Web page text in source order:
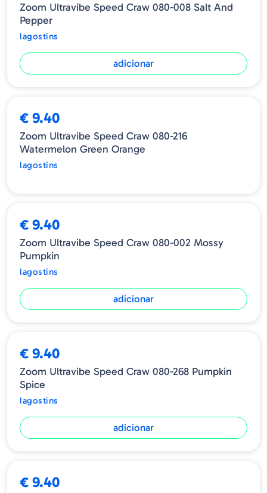
Zoom Ultravibe Speed Craw 080-008 Salt And
Pepper
lagostins
adicionar
€ 9.40
Zoom Ultravibe Speed Craw 080-216
Watermelon Green Orange
lagostins
€ 9.40
Zoom Ultravibe Speed Craw 080-002 Mossy
Pumpkin
lagostins
adicionar
€ 9.40
Zoom Ultravibe Speed Craw 080-268 Pumpkin
Spice
lagostins
adicionar
€ 9.40